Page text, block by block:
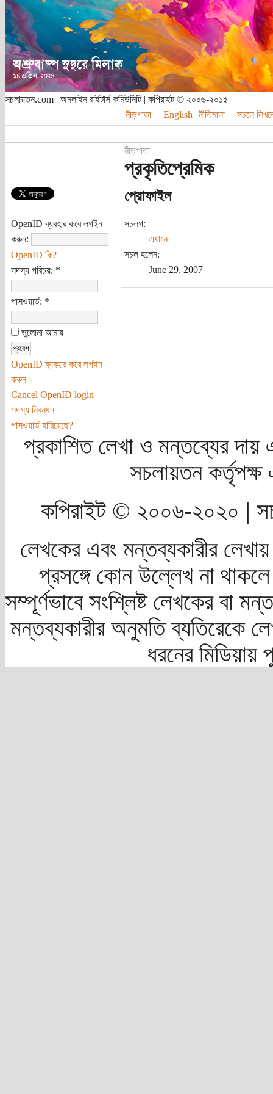
সচলায়তন.com | অনলাইন রাইটার্স কমিউনিটি | কপিরাইট © ২০০৬-২০১৫
নীড়পাতা
English নীতিমালা সচলে
OpenID ব্যবহার করে লগইন
করুন:
OpenID কি?
সদস্য পরিচয়: *
পাসওয়ার্ড: *
ভুলোনা আমায়
OpenID ব্যবহার করে লগইন
করুন
Cancel OpenID login
সদস্য নিবন্ধন
পাসওয়ার্ড হারিয়েছে?
নীড়পাতা
প্রকৃতিপ্রেমিক
প্রোফাইল
সচলগ:
এখানে
সচল হলেন:
June 29, 2007
প্রকাশিত লেখা ও মন্তব্যের দায়
সচলায়তন
কপিরাইট © ২০০৬-২০২০ |
লেখকের এবং মন্তব্যকারীর
প্রসঙ্গে কোন উল্লেখ না
সম্পূর্ণভাবে সংশ্লিষ্ট লেখকের বা
মন্তব্যকারীর অনুমতি ব্যতিরেকে
ধরনের মিডিয়ায়